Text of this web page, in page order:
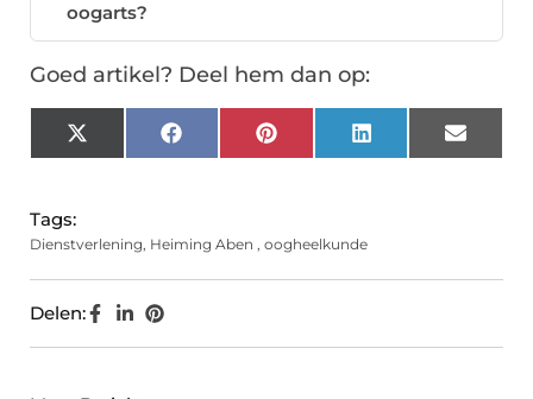
oogarts?
Goed artikel? Deel hem dan op:
X
(Twitter)
FacebookPinterest LinkedIn Email
Tags:
Dienstverlening, Heiming Aben , oogheelkunde
Delen: